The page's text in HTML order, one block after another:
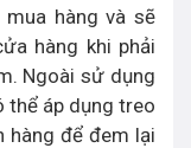
hàng và sẽ
hàng khi phải
Ngoài sử dụng
thể áp dụng treo
hàng để đem lại